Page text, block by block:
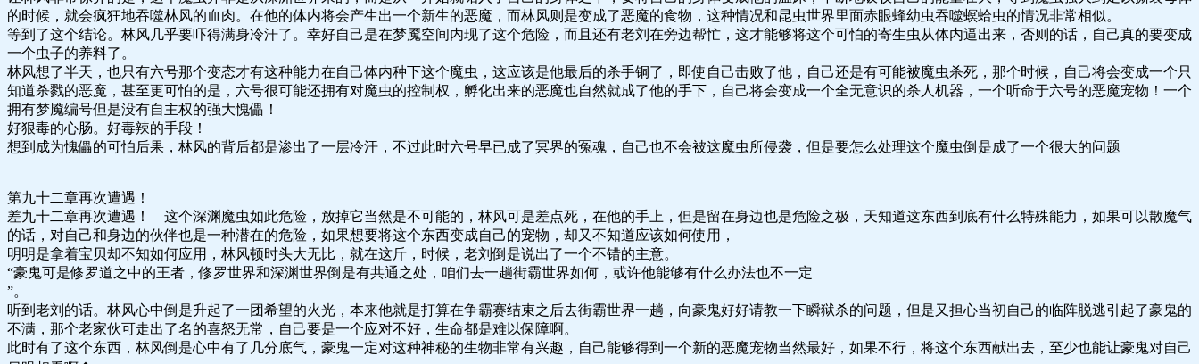
的时候，就会疯狂地吞噬林风的血肉。在他的体内将会产生出一个新生的恶魔，而林风则是变成了恶魔的食物，这种情况和昆虫世界里面赤眼蜂幼虫吞噬螟蛤虫的情况非常相似。
等到了这个结论。林风几乎要吓得满身冷汗了。幸好自己是在梦魇空间内现了这个危险，而且还有老刘在旁边帮忙，这才能够将这个可怕的寄生虫从体内逼出来，否则的话，自己真的要变成
一个虫子的养料了。
林风想了半天，也只有六号那个变态才有这种能力在自己体内种下这个魔虫，这应该是他最后的杀手铜了，即使自己击败了他，自己还是有可能被魔虫杀死，那个时候，自己将会变成一个只
知道杀戮的恶魔，甚至更可怕的是，六号很可能还拥有对魔虫的控制权，孵化出来的恶魔也自然就成了他的手下，自己将会变成一个全无意识的杀人机器，一个听命于六号的恶魔宠物！一个
拥有梦魇编号但是没有自主权的强大愧儡！
好狠毒的心肠。好毒辣的手段！
想到成为愧儡的可怕后果，林风的背后都是渗出了一层冷汗，不过此时六号早已成了冥界的冤魂，自己也不会被这魔虫所侵袭，但是要怎么处理这个魔虫倒是成了一个很大的问题
第九十二章再次遭遇！
差九十二章再次遭遇！ 这个深渊魔虫如此危险，放掉它当然是不可能的，林风可是差点死，在他的手上，但是留在身边也是危险之极，天知道这东西到底有什么特殊能力，如果可以散魔气
的话，对自己和身边的伙伴也是一种潜在的危险，如果想要将这个东西变成自己的宠物，却又不知道应该如何使用，
明明是拿着宝贝却不知如何应用，林风顿时头大无比，就在这斤，时候，老刘倒是说出了一个不错的主意。
“豪鬼可是修罗道之中的王者，修罗世界和深渊世界倒是有共通之处，咱们去一趟街霸世界如何，或许他能够有什么办法也不一定
”。
听到老刘的话。林风心中倒是升起了一团希望的火光，本来他就是打算在争霸赛结束之后去街霸世界一趟，向豪鬼好好请教一下瞬狱杀的问题，但是又担心当初自己的临阵脱逃引起了豪鬼的
不满，那个老家伙可走出了名的喜怒无常，自己要是一个应对不好，生命都是难以保障啊。
此时有了这个东西，林风倒是心中有了几分底气，豪鬼一定对这种神秘的生物非常有兴趣，自己能够得到一个新的恶魔宠物当然最好，如果不行，将这个东西献出去，至少也能让豪鬼对自己